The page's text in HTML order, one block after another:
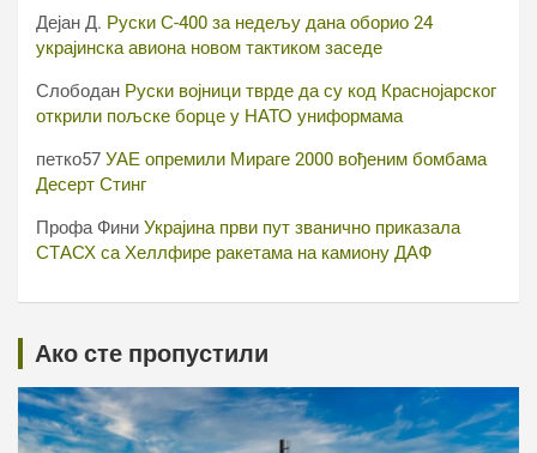
Дејан Д. Руски С-400 за недељу дана оборио 24
украјинска авиона новом тактиком заседе
Слободан Руски војници тврде да су код Краснојарског
открили пољске борце у НАТО униформама
петко57 УАЕ опремили Мираге 2000 вођеним бомбама
Десерт Стинг
Профа Фини Украјина први пут званично приказала
СТАСХ са Хеллфире ракетама на камиону ДАФ
Ако сте пропустили